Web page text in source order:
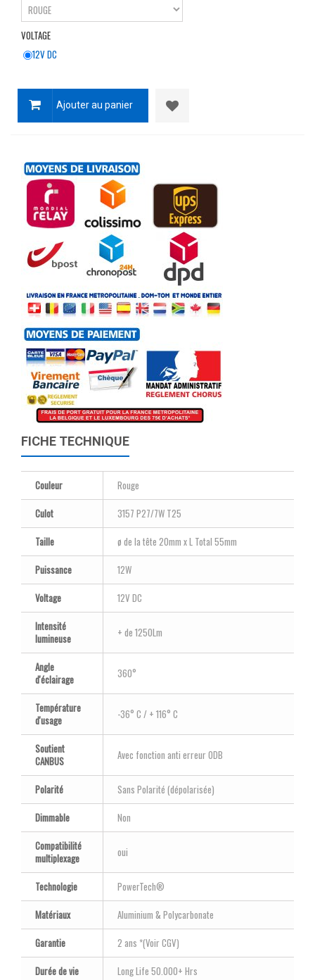
VOLTAGE
12V DC
Ajouter au panier
FICHE TECHNIQUE
Couleur
Rouge
Culot
3157 P27/7W T25
Taille
ø de la tête 20mm x L Total 55mm
Puissance
12W
Voltage
12V DC
Intensité
lumineuse
+ de 1250Lm
Angle
d'éclairage
360°
Température
d'usage
-36° C / + 116° C
Soutient
CANBUS
Avec fonction anti erreur ODB
Polarité
Sans Polarité (dépolarisée)
Dimmable
Non
Compatibilité
multiplexage
oui
Technologie
PowerTech®
Matériaux
Aluminium & Polycarbonate
Garantie
2 ans *(Voir CGV)
Durée de vie
Long Life 50.000+ Hrs